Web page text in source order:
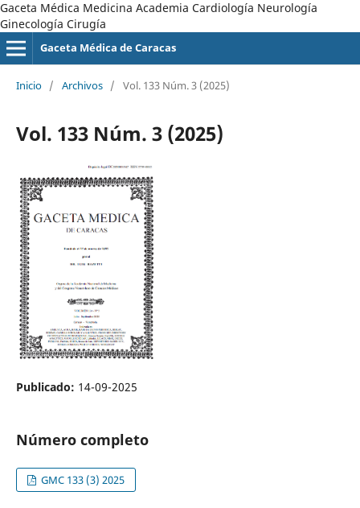
Gaceta Médica Medicina Academia Cardiología Neurología
Ginecología Cirugía
Gaceta Médica de Caracas
Inicio / Archivos / Vol. 133 Núm. 3 (2025)
Vol. 133 Núm. 3 (2025)
Publicado: 14-09-2025
Número completo
GMC 133 (3) 2025